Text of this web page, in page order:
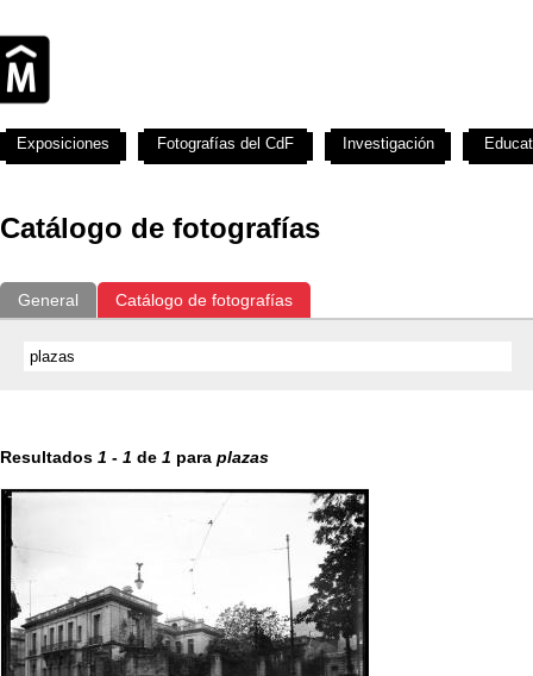
Catálogo de fotografías
General Catálogo de fotografías
Resultados 1 - 1 de 1 para plazas
Exposiciones Fotografías del CdF Investigación